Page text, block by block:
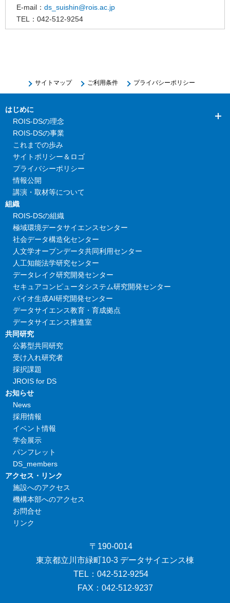
E-mail： ds_suishin@rois.ac.jp
TEL：042-512-9254
サイトマップ ご利用条件 プライバシーポリシー
はじめに
ROIS-DSの理念
ROIS-DSの事業
これまでの歩み
サイトポリシー＆ロゴ
プライバシーポリシー
情報公開
講演・取材等について
組織
ROIS-DSの組織
極域環境データサイエンスセンター
社会データ構造化センター
人文学オープンデータ共同利用センター
人工知能法学研究センター
データレイク研究開発センター
セキュアコンピュータシステム研究開発センター
バイオ生成AI研究開発センター
データサイエンス教育・育成拠点
データサイエンス推進室
共同研究
公募型共同研究
受け入れ研究者
採択課題
JROIS for DS
お知らせ
News
採用情報
イベント情報
学会展示
パンフレット
DS_members
アクセス・リンク
施設へのアクセス
機構本部へのアクセス
お問合せ
リンク
〒190-0014
東京都立川市緑町10-3 データサイエンス棟
TEL：042-512-9254
FAX：042-512-9237